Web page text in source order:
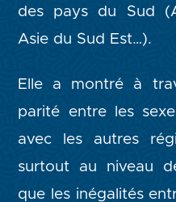
des pays du Sud
Asie du Sud Est…).
Elle a montré à
parité entre les
avec les autres
surtout au niveau
que les inégalités